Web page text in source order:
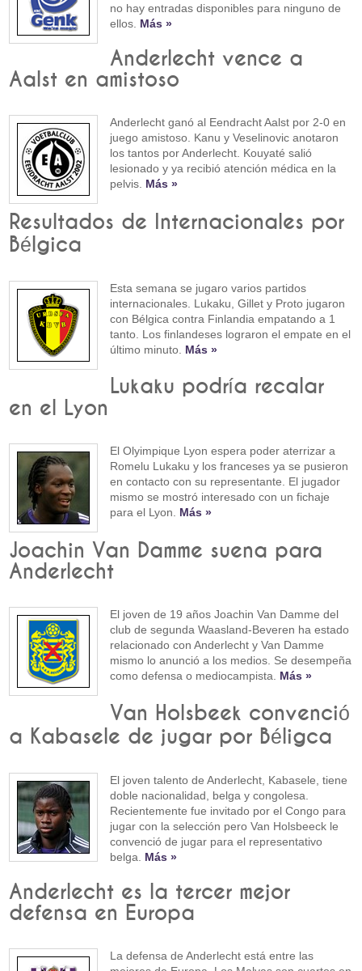
no hay entradas disponibles para ninguno de
ellos. Más »
Anderlecht vence a
Aalst en amistoso
Anderlecht ganó al Eendracht Aalst por 2-0 en
juego amistoso. Kanu y Veselinovic anotaron
los tantos por Anderlecht. Kouyaté salió
lesionado y ya recibió atención médica en la
pelvis. Más »
Resultados de Internacionales por
Bélgica
Esta semana se jugaro varios partidos
internacionales. Lukaku, Gillet y Proto jugaron
con Bélgica contra Finlandia empatando a 1
tanto. Los finlandeses lograron el empate en el
último minuto. Más »
Lukaku podría recalar
en el Lyon
El Olyimpique Lyon espera poder aterrizar a
Romelu Lukaku y los franceses ya se pusieron
en contacto con su representante. El jugador
mismo se mostró interesado con un fichaje
para el Lyon. Más »
Joachin Van Damme suena para
Anderlecht
El joven de 19 años Joachin Van Damme del
club de segunda Waasland-Beveren ha estado
relacionado con Anderlecht y Van Damme
mismo lo anunció a los medios. Se desempeña
como defensa o mediocampista. Más »
Van Holsbeek convenció
a Kabasele de jugar por Béligca
El joven talento de Anderlecht, Kabasele, tiene
doble nacionalidad, belga y congolesa.
Recientemente fue invitado por el Congo para
jugar con la selección pero Van Holsbeeck le
convenció de jugar para el representativo
belga. Más »
Anderlecht es la tercer mejor
defensa en Europa
La defensa de Anderlecht está entre las